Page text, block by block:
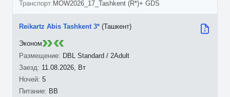
MOW2026_17_Tashkent (R*)+ GDS
11.08.2026, Вт
5
Reikartz Abis Tashkent 3* (Ташкент)
DBL Standard / 2Adult
BB
Эконом